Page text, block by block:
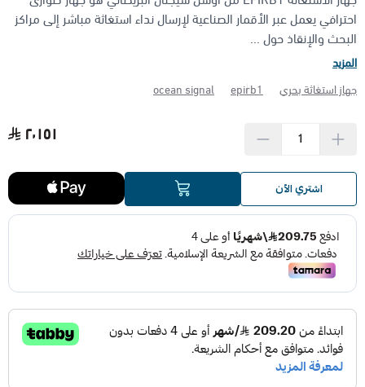
احترافي يعمل عبر الأقمار الصناعية لإرسال نداء استغاثة مباشر إلى مراكز
البحث والإنقاذ حول ...
المزيد
جهاز استغاثة بحري
epirb1
ocean signal
٢٬١٥١
اشتري الآن